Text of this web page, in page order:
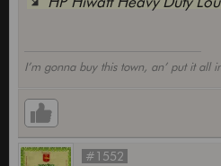
I’m gonna buy this town, an’ put it all
#1552